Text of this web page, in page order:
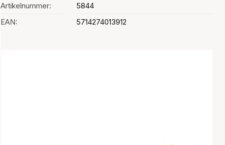
Artikelnummer:
5844
EAN:
5714274013912